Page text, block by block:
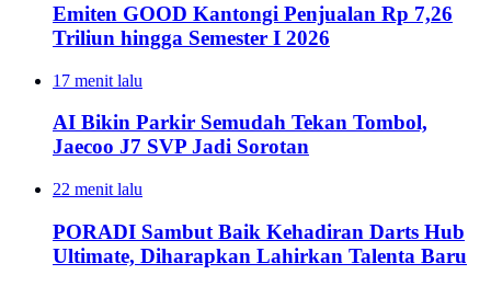
Emiten GOOD Kantongi Penjualan Rp 7,26
Triliun hingga Semester I 2026
17 menit lalu
AI Bikin Parkir Semudah Tekan Tombol,
Jaecoo J7 SVP Jadi Sorotan
22 menit lalu
PORADI Sambut Baik Kehadiran Darts Hub
Ultimate, Diharapkan Lahirkan Talenta Baru